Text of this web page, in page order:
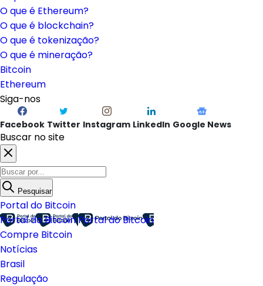
O que é Ethereum?
O que é blockchain?
O que é tokenização?
O que é mineração?
Bitcoin
Ethereum
Siga-nos
Facebook Twitter Instagram LinkedIn Google News
Buscar no site
Pesquisar
Portal do Bitcoin
Portal do BitcoinPortal do Bitcoin
Compre Bitcoin
Notícias
Brasil
Regulação